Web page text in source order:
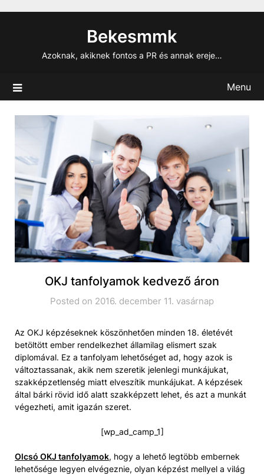
Bekesmmk
Azoknak, akiknek fontos a PR és annak ereje…
Menu
OKJ tanfolyamok kedvező áron
Posted on 2016. december 11. vasárnap
Az OKJ képzéseknek köszönhetően minden 18. életévét
betöltött ember rendelkezhet államilag elismert szak
diplomával. Ez a tanfolyam lehetőséget ad, hogy azok is
változtassanak, akik nem szeretik jelenlegi munkájukat,
szakképzetlenség miatt elveszítik munkájukat. A képzések
által bárki rövid idő alatt szakképzett lehet, és azt a munkát
végezheti, amit igazán szeret.
[wp_ad_camp_1]
Olcsó OKJ tanfolyamok, hogy a lehető legtöbb embernek
lehetősége legyen elvégeznie, olyan képzést mellyel a világ